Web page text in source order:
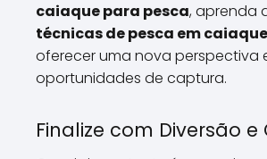
caiaque para pesca, aprenda
técnicas de pesca em caiaque
oferecer uma nova perspectiva
oportunidades de captura.
Finalize com Diversão e